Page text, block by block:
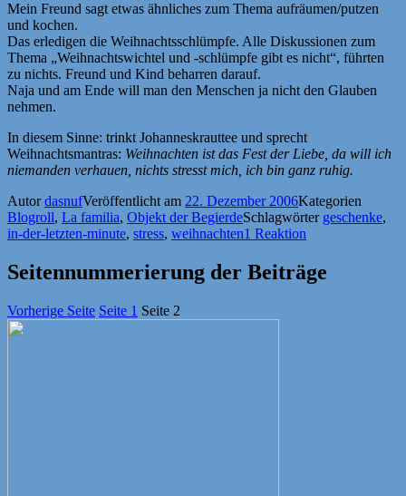
Mein Freund sagt etwas ähnliches zum Thema aufräumen/putzen
und kochen.
Das erledigen die Weihnachtsschlümpfe. Alle Diskussionen zum
Thema „Weihnachtswichtel und -schlümpfe gibt es nicht“, führten
zu nichts. Freund und Kind beharren darauf.
Naja und am Ende will man den Menschen ja nicht den Glauben
nehmen.
In diesem Sinne: trinkt Johanneskrauttee und sprecht
Weihnachtsmantras: Weihnachten ist das Fest der Liebe, da will ich
niemanden verhauen, nichts stresst mich, ich bin ganz ruhig.
AutordasnufVeröffentlicht am 22. Dezember 2006Kategorien
Blogroll, La familia, Objekt der BegierdeSchlagwörter geschenke,
in-der-letzten-minute, stress, weihnachten1 Reaktion
Seitennummerierung der Beiträge
Vorherige Seite Seite 1 Seite 2